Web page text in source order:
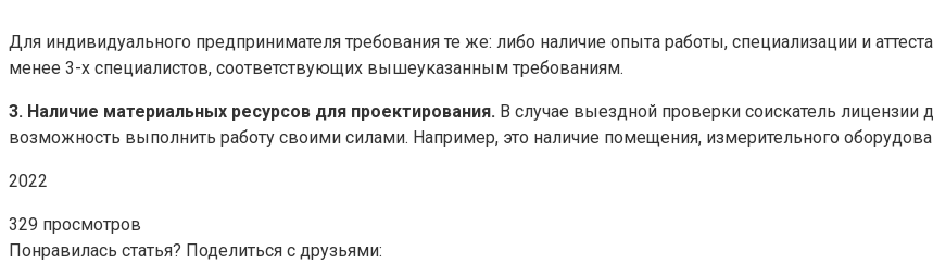
Для индивидуального предпринимателя требования те же: либо наличие опыта работы, специализации и
менее 3-х специалистов, соответствующих вышеуказанным требованиям.
3. Наличие материальных ресурсов для проектирования. В случае выездной проверки соискатель
возможность выполнить работу своими силами. Например, это наличие помещения, измерительного
2022
329 просмотров
Понравилась статья? Поделиться с друзьями: